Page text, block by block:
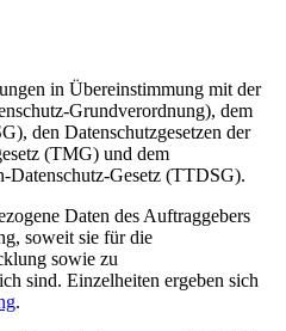
in Übereinstimmung mit der
Grundverordnung), dem
den Datenschutzgesetzen der
(TMG) und dem
Datenschutz-Gesetz (TTDSG).
Daten des Auftraggebers
soweit sie für die
sowie zu
sind. Einzelheiten ergeben sich
.